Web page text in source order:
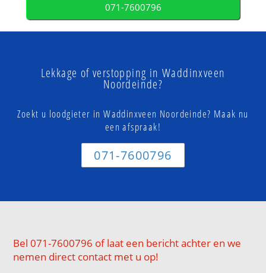
071-7600796
Lekkage of verstopping in Waddinxveen
Noordeinde?
Zoekt u loodgieter in Waddinxveen Noordeinde? Maak nu
een afspraak!
071-7600796
Bel 071-7600796 of laat een bericht achter en we
nemen direct contact met u op!